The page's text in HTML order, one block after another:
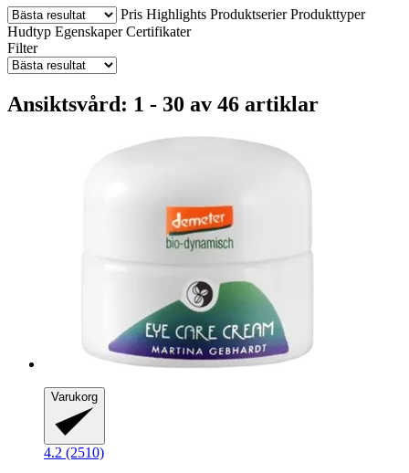
Pris Highlights Produktserier Produkttyper
Hudtyp Egenskaper Certifikater
Filter
Ansiktsvård: 1 - 30 av 46 artiklar
Varukorg
4.2 (2510)